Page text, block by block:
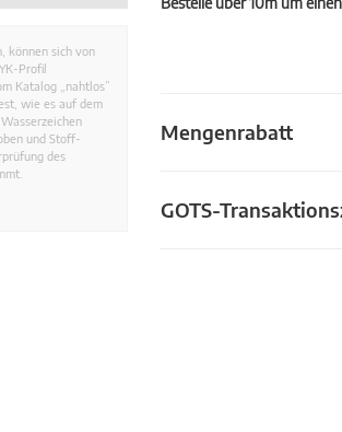
Mengenrabatt
GOTS-
können sich von
Profil
Katalog „nahtlos”
wie es auf dem
und Stoff-
des